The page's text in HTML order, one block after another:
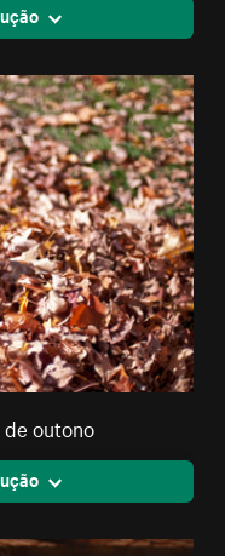
outono